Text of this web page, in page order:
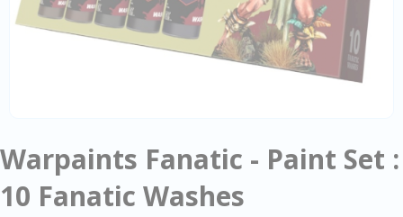
Warpaints Fanatic - Paint Set :
10 Fanatic Washes